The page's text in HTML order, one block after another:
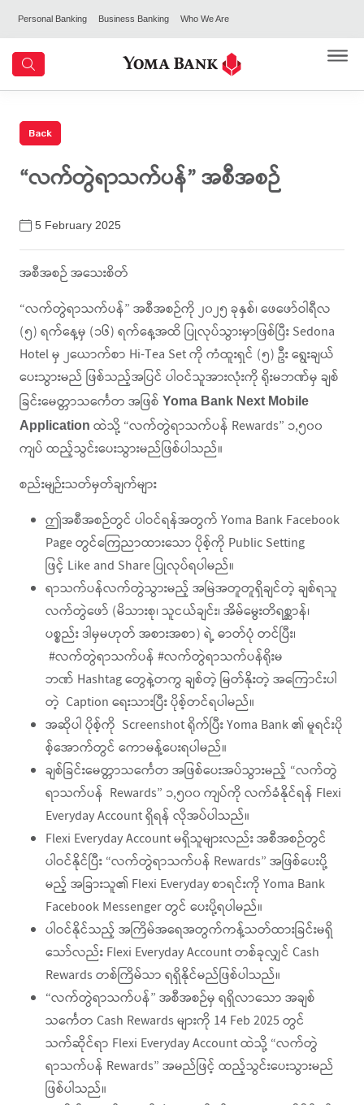
Personal Banking Business Banking Who We Are
“လက်တွဲရာသက်ပန်” အစီအစဉ်
5 February 2025
အစီအစဉ် အသေးစိတ်
“လက်တွဲရာသက်ပန်” အစီအစဉ်ကို ၂၀၂၅ ခုနှစ်၊ ဖေဖော်ဝါရီလ
(၅) ရက်နေ့မှ (၁၆) ရက်နေ့အထိ ပြုလုပ်သွားမှာဖြစ်ပြီး Sedona
Hotel မှ ၂ယောက်စာ Hi-Tea Set ကို ကံထူးရှင် (၅) ဦး ရွေးချယ်
ပေးသွားမည် ဖြစ်သည့်အပြင် ပါဝင်သူအားလုံးကို ရိုးမဘဏ်မှ ချစ်
ခြင်းမေတ္တာသင်္ကေတ အဖြစ် Yoma Bank Next Mobile
Application ထဲသို့ “လက်တွဲရာသက်ပန် Rewards” ၁,၅၀၀
ကျပ် ထည့်သွင်းပေးသွားမည်ဖြစ်ပါသည်။
စည်းမျဉ်းသတ်မှတ်ချက်များ
ဤအစီအစဉ်တွင် ပါဝင်ရန်အတွက် Yoma Bank Facebook
Page တွင်ကြေညာထားသော ပိုစ့်ကို Public Setting
ဖြင့် Like and Share ပြုလုပ်ရပါမည်။
ရာသက်ပန်လက်တွဲသွားမည့် အမြဲအတူတူရှိချင်တဲ့ ချစ်ရသူ
လက်တွဲဖော် (မိသားစု၊ သူငယ်ချင်း၊ အိမ်မွေးတိရစ္ဆာန်၊
ပစ္စည်း ဒါမှမဟုတ် အစားအစာ) ရဲ့ ဓာတ်ပုံ တင်ပြီး၊
#လက်တွဲရာသက်ပန် #လက်တွဲရာသက်ပန်ရိုးမ
ဘဏ် Hashtag တွေနဲ့တကွ ချစ်တဲ့ မြတ်နိုးတဲ့ အကြောင်းပါ
တဲ့ Caption ရေးသားပြီး ပိုစ့်တင်ရပါမည်။
အဆိုပါ ပိုစ့်ကို Screenshot ရိုက်ပြီး Yoma Bank ၏ မူရင်းပို
စ့်အောက်တွင် ကောမန့်ပေးရပါမည်။
ချစ်ခြင်းမေတ္တာသင်္ကေတ အဖြစ်ပေးအပ်သွားမည့် “လက်တွဲ
ရာသက်ပန် Rewards” ၁,၅၀၀ ကျပ်ကို လက်ခံနိုင်ရန် Flexi
Everyday Account ရှိရန် လိုအပ်ပါသည်။
Flexi Everyday Account မရှိသူများလည်း အစီအစဉ်တွင်
ပါဝင်နိုင်ပြီး “လက်တွဲရာသက်ပန် Rewards” အဖြစ်ပေးပို့
မည့် အခြားသူ၏ Flexi Everyday စာရင်းကို Yoma Bank
Facebook Messenger တွင် ပေးပို့ရပါမည်။
ပါဝင်နိုင်သည့် အကြိမ်အရေအတွက်ကန့်သတ်ထားခြင်းမရှိ
သော်လည်း Flexi Everyday Account တစ်ခုလျှင် Cash
Rewards တစ်ကြိမ်သာ ရရှိနိုင်မည်ဖြစ်ပါသည်။
“လက်တွဲရာသက်ပန်” အစီအစဉ်မှ ရရှိလာသော အချစ်
သင်္ကေတ Cash Rewards များကို 14 Feb 2025 တွင်
သက်ဆိုင်ရာ Flexi Everyday Account ထဲသို့ “လက်တွဲ
ရာသက်ပန် Rewards” အမည်ဖြင့် ထည့်သွင်းပေးသွားမည်
ဖြစ်ပါသည်။